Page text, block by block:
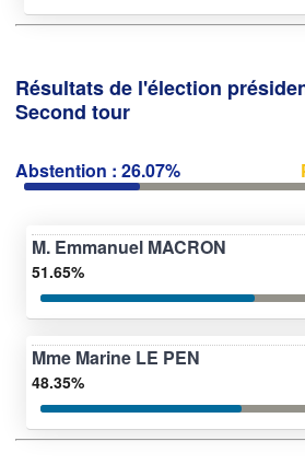
Résultats de l'élection
Second tour
Abstention : 26.07%
M. Emmanuel MACRON
51.65%
Mme Marine LE PEN
48.35%